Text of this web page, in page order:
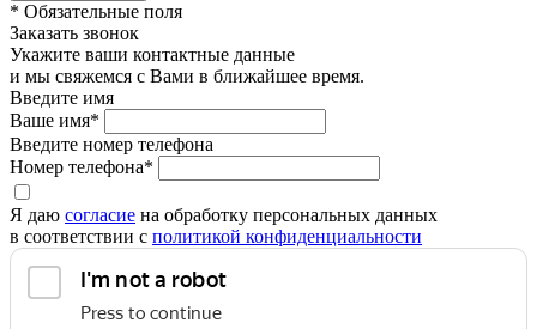
* Обязательные поля
Заказать звонок
Укажите ваши контактные данные
и мы свяжемся с Вами в ближайшее время.
Введите имя
Ваше имя*
Введите номер телефона
Номер телефона*
Я даю согласие на обработку персональных данных
в соответствии с политикой конфиденциальности